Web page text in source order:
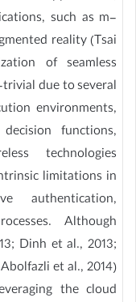
such as m-
reality (Tsai
of seamless
due to several
environments,
functions,
technologies
limitations in
authentication,
Although
Dinh et al., 2013;
et al., 2014)
the cloud